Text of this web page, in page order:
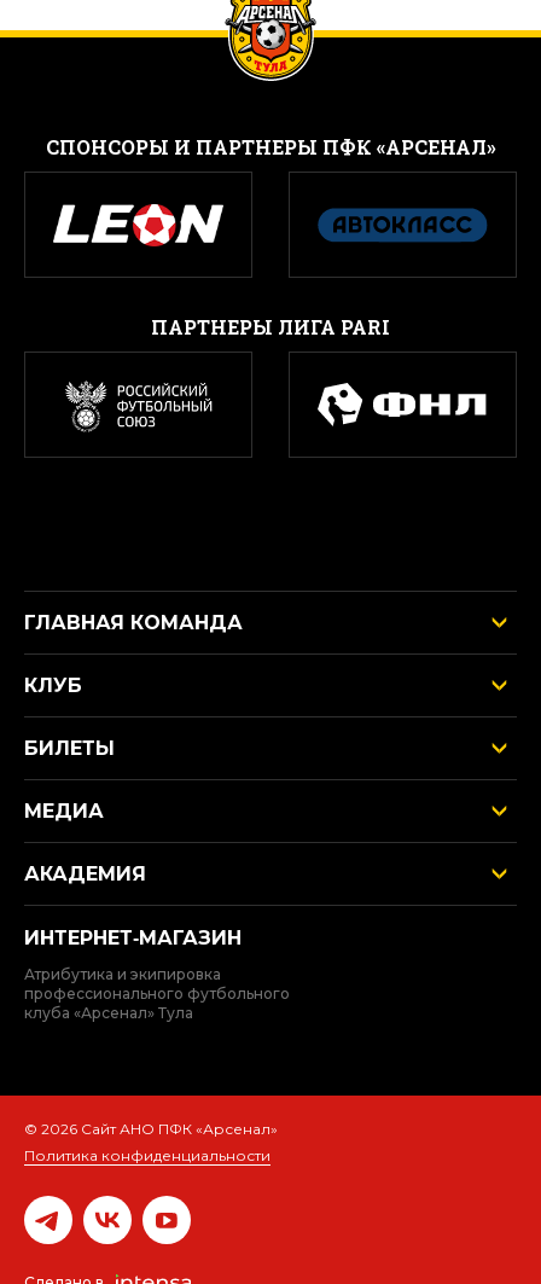
CПОНСОРЫ И ПАРТНЕРЫ ПФК «АРСЕНАЛ»
ПАРТНЕРЫ ЛИГА PARI
ГЛАВНАЯ КОМАНДА
КЛУБ
БИЛЕТЫ
МЕДИА
АКАДЕМИЯ
ИНТЕРНЕТ‑МАГАЗИН
Атрибутика и экипировка
профессионального футбольного
клуба «Арсенал» Тула
© 2026 Сайт АНО ПФК «Арсенал»
Политика конфиденциальности